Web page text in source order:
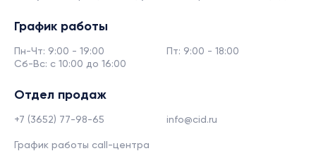
График работы
Пн-Чт: 9:00 - 19:00
Пт: 9:00 - 18:00
Сб-Вс: с 10:00 до 16:00
Отдел продаж
+7 (3652) 77-98-65 info@cid.ru
График работы call-центра